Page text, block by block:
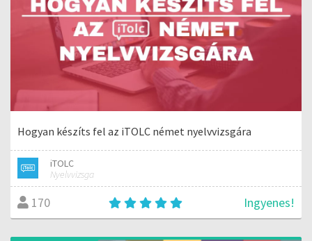
Hogyan készíts fel az iTOLC német nyelvvizsgára
iTOLC
Nyelvvizsga
170 Ingyenes!